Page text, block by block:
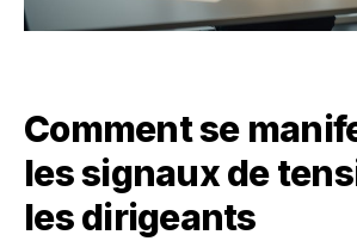
Comment se
les signaux de
les dirigeants